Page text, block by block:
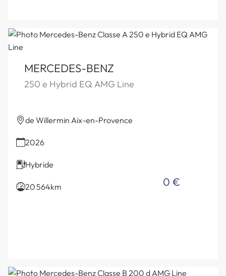
MERCEDES-BENZ
250 e Hybrid EQ AMG Line
de Willermin Aix-en-Provence
2026
Hybride
20 564km 0 €